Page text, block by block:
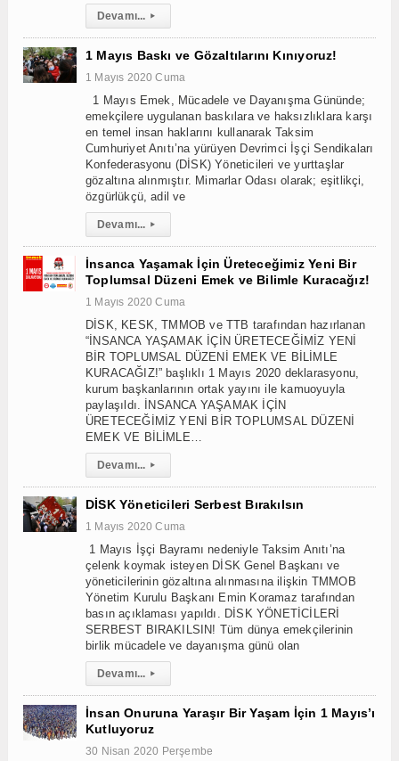
Devamı... ▸
1 Mayıs Baskı ve Gözaltılarını Kınıyoruz!
1 Mayıs 2020 Cuma
1 Mayıs Emek, Mücadele ve Dayanışma Gününde;
emekçilere uygulanan baskılara ve haksızlıklara karşı
en temel insan haklarını kullanarak Taksim
Cumhuriyet Anıtı’na yürüyen Devrimci İşçi Sendikaları
Konfederasyonu (DİSK) Yöneticileri ve yurttaşlar
gözaltına alınmıştır. Mimarlar Odası olarak; eşitlikçi,
özgürlükçü, adil ve
Devamı... ▸
İnsanca Yaşamak İçin Üreteceğimiz Yeni Bir
Toplumsal Düzeni Emek ve Bilimle Kuracağız!
1 Mayıs 2020 Cuma
DİSK, KESK, TMMOB ve TTB tarafından hazırlanan
“İNSANCA YAŞAMAK İÇİN ÜRETECEĞİMİZ YENİ
BİR TOPLUMSAL DÜZENİ EMEK VE BİLİMLE
KURACAĞIZ!” başlıklı 1 Mayıs 2020 deklarasyonu,
kurum başkanlarının ortak yayını ile kamuoyuyla
paylaşıldı. İNSANCA YAŞAMAK İÇİN
ÜRETECEĞİMİZ YENİ BİR TOPLUMSAL DÜZENİ
EMEK VE BİLİMLE…
Devamı... ▸
DİSK Yöneticileri Serbest Bırakılsın
1 Mayıs 2020 Cuma
1 Mayıs İşçi Bayramı nedeniyle Taksim Anıtı’na
çelenk koymak isteyen DİSK Genel Başkanı ve
yöneticilerinin gözaltına alınmasına ilişkin TMMOB
Yönetim Kurulu Başkanı Emin Koramaz tarafından
basın açıklaması yapıldı. DİSK YÖNETİCİLERİ
SERBEST BIRAKILSIN! Tüm dünya emekçilerinin
birlik mücadele ve dayanışma günü olan
Devamı... ▸
İnsan Onuruna Yaraşır Bir Yaşam İçin 1 Mayıs’ı
Kutluyoruz
30 Nisan 2020 Perşembe